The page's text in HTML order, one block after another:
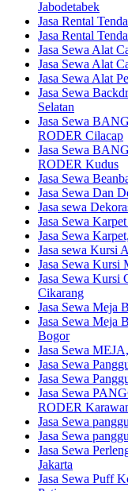
Jabodetabek
Jasa Rental
Jasa Rental
Jasa Sewa Alat
Jasa Sewa Alat
Jasa Sewa Alat
Jasa Sewa
Selatan
Jasa Sewa
RODER Cilacap
Jasa Sewa
RODER Kudus
Jasa Sewa
Jasa Sewa Dan
Jasa sewa
Jasa Sewa
Jasa Sewa
Jasa sewa Kursi
Jasa Sewa Kursi
Jasa Sewa Kursi
Cikarang
Jasa Sewa Meja
Jasa Sewa Meja
Bogor
Jasa Sewa
Jasa Sewa
Jasa Sewa
Jasa Sewa
RODER
Jasa Sewa
Jasa Sewa
Jasa Sewa
Jakarta
Jasa Sewa Puff